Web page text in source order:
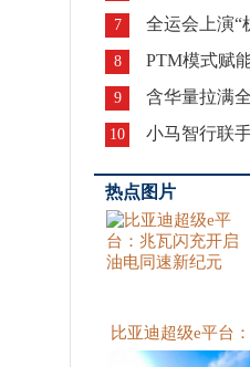
7 全运会上演“
机器人相
8 PTM模式赋
何改写
9 含华量拉满
构智慧新
10 小马智行联
热点图片
比亚迪超级e平台：